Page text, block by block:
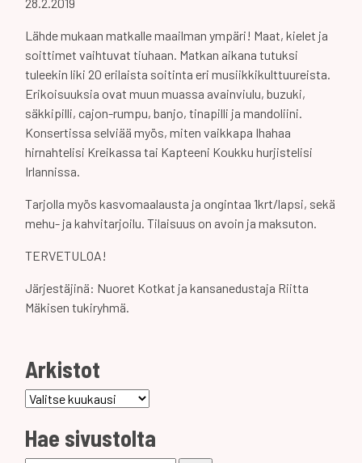
Lähde mukaan matkalle maailman ympäri! Maat, kielet ja
soittimet vaihtuvat tiuhaan. Matkan aikana tutuksi
tuleekin liki 20 erilaista soitinta eri musiikkikulttuureista.
Erikoisuuksia ovat muun muassa avainviulu, buzuki,
säkkipilli, cajon-rumpu, banjo, tinapilli ja mandoliini.
Konsertissa selviää myös, miten vaikkapa Ihahaa
hirnahtelisi Kreikassa tai Kapteeni Koukku hurjistelisi
Irlannissa.
Tarjolla myös kasvomaalausta ja ongintaa 1krt/lapsi, sekä
mehu- ja kahvitarjoilu. Tilaisuus on avoin ja maksuton.
TERVETULOA!
Järjestäjinä: Nuoret Kotkat ja kansanedustaja Riitta
Mäkisen tukiryhmä.
Arkistot
Arkistot
Hae sivustolta